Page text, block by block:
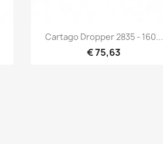
 Snel bekijken
Cartago Dropper 2835 - 160...
€ 75,63